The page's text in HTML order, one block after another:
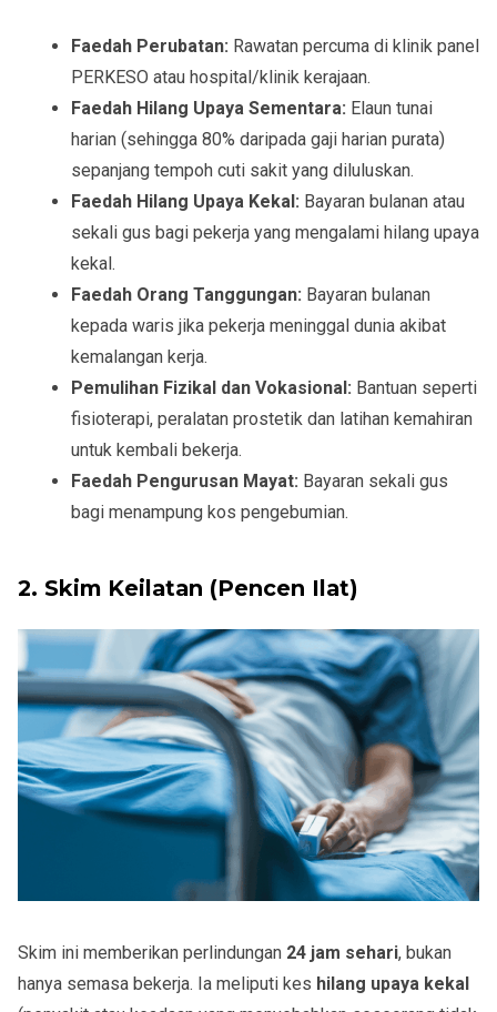
Faedah Perubatan: Rawatan percuma di klinik panel
PERKESO atau hospital/klinik kerajaan.
Faedah Hilang Upaya Sementara: Elaun tunai
harian (sehingga 80% daripada gaji harian purata)
sepanjang tempoh cuti sakit yang diluluskan.
Faedah Hilang Upaya Kekal: Bayaran bulanan atau
sekali gus bagi pekerja yang mengalami hilang upaya
kekal.
Faedah Orang Tanggungan: Bayaran bulanan
kepada waris jika pekerja meninggal dunia akibat
kemalangan kerja.
Pemulihan Fizikal dan Vokasional: Bantuan seperti
fisioterapi, peralatan prostetik dan latihan kemahiran
untuk kembali bekerja.
Faedah Pengurusan Mayat: Bayaran sekali gus
bagi menampung kos pengebumian.
2. Skim Keilatan (Pencen Ilat)
Skim ini memberikan perlindungan 24 jam sehari, bukan
hanya semasa bekerja. Ia meliputi kes hilang upaya kekal